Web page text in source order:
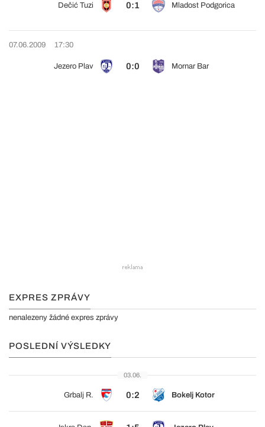
Dečić Tuzi 0:1 Mladost Podgorica
07.06.2009 17:30
Jezero Plav 0:0 Mornar Bar
EXPRES ZPRÁVY
nenalezeny žádné expres zprávy
POSLEDNÍ VÝSLEDKY
03.06.
Grbalj R. 0:2 Bokelj Kotor